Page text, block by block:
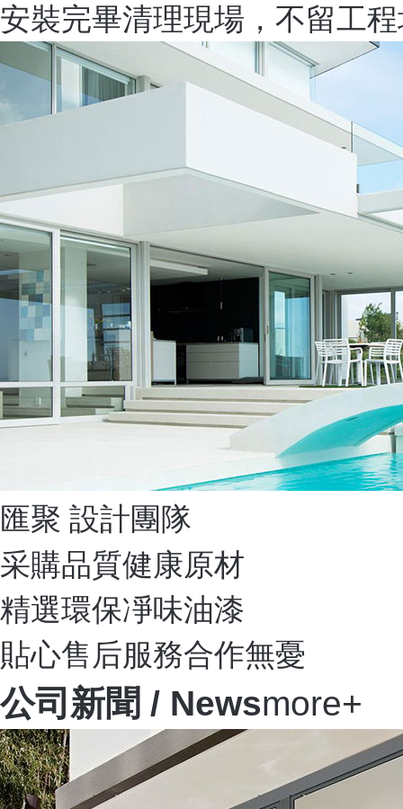
安裝完畢清理現場，不留工
匯聚 設計團隊
采購品質健康原材
精選環保凈味油漆
貼心售后服務合作無憂
公司新聞 / Newsmore+